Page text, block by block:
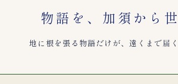
物語を、加須から世
地に根を張る物語だけが、遠くまで届